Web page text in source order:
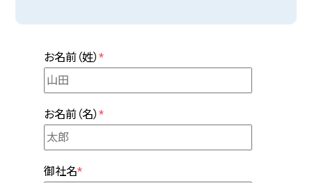
お名前（姓） *
お名前（名） *
御社名*